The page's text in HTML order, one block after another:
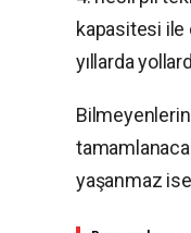
kapasitesi ile
yıllarda
yaşanmaz